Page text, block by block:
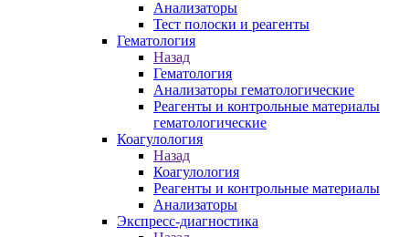
Анализаторы
Тест полоски и реагенты
Гематология
Назад
Гематология
Анализаторы гематологические
Реагенты и контрольные материалы
гематологические
Коагулология
Назад
Коагулология
Реагенты и контрольные материалы
Анализаторы
Экспресс-диагностика